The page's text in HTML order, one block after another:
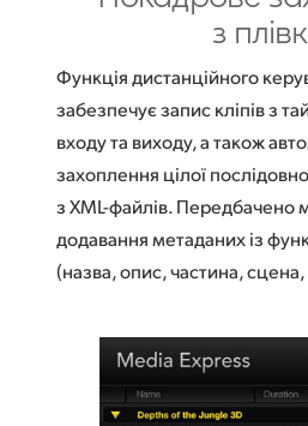
з
Функція дистанційного
забезпечує запис кліпів з
входу та виходу, а також
захоплення цілої
з XML-файлів. Передбачено
додавання метаданих із
(назва, опис, частина,